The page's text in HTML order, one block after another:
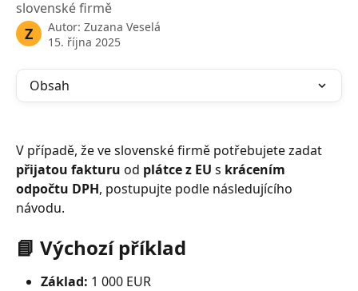
slovenské firmě
Z Autor: Zuzana Veselá
15. října 2025
Obsah
V případě, že ve slovenské firmě potřebujete zadat
přijatou fakturu od plátce z EU s krácením
odpočtu DPH, postupujte podle následujícího
návodu.
📘 Výchozí příklad
Základ: 1 000 EUR